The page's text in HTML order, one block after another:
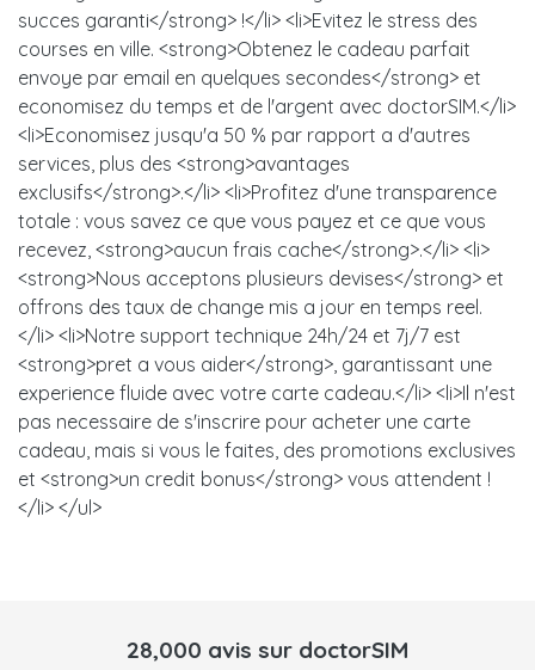
succes garanti</strong> !</li> <li>Evitez le stress des
courses en ville. <strong>Obtenez le cadeau parfait
envoye par email en quelques secondes</strong> et
economisez du temps et de l'argent avec doctorSIM.</li>
<li>Economisez jusqu'a 50 % par rapport a d'autres
services, plus des <strong>avantages
exclusifs</strong>.</li> <li>Profitez d'une transparence
totale : vous savez ce que vous payez et ce que vous
recevez, <strong>aucun frais cache</strong>.</li> <li>
<strong>Nous acceptons plusieurs devises</strong> et
offrons des taux de change mis a jour en temps reel.
</li> <li>Notre support technique 24h/24 et 7j/7 est
<strong>pret a vous aider</strong>, garantissant une
experience fluide avec votre carte cadeau.</li> <li>Il n'est
pas necessaire de s'inscrire pour acheter une carte
cadeau, mais si vous le faites, des promotions exclusives
et <strong>un credit bonus</strong> vous attendent !
</li> </ul>
28,000 avis sur doctorSIM